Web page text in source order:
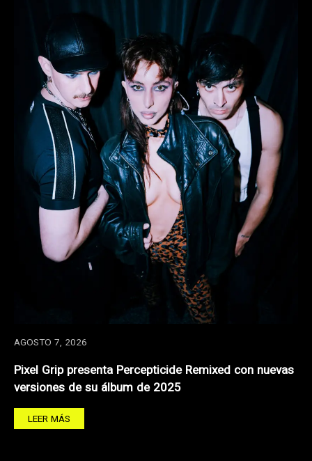
AGOSTO 7, 2026
Pixel Grip presenta Percepticide Remixed con nuevas
versiones de su álbum de 2025
LEER MÁS